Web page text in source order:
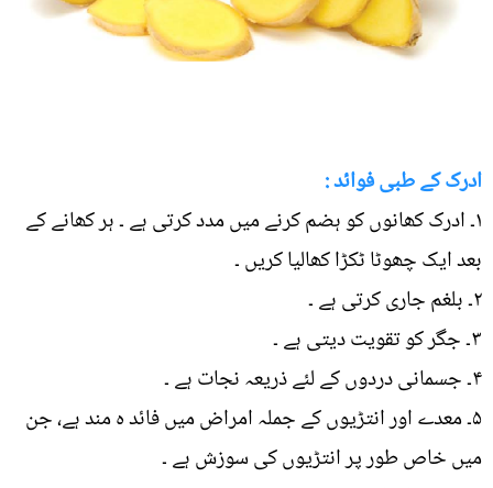
ادرک کے طبی فوائد :
۱۔ ادرک کھانوں کو ہضم کرنے میں مدد کرتی ہے ۔ ہر کھانے کے
بعد ایک چھوٹا ٹکڑا کھالیا کریں ۔
۲۔ بلغم جاری کرتی ہے ۔
۳۔ جگر کو تقویت دیتی ہے ۔
۴۔ جسمانی دردوں کے لئے ذریعہ نجات ہے ۔
۵۔ معدے اور انتڑیوں کے جملہ امراض میں فائد ہ مند ہے، جن
میں خاص طور پر انتڑیوں کی سوزش ہے ۔